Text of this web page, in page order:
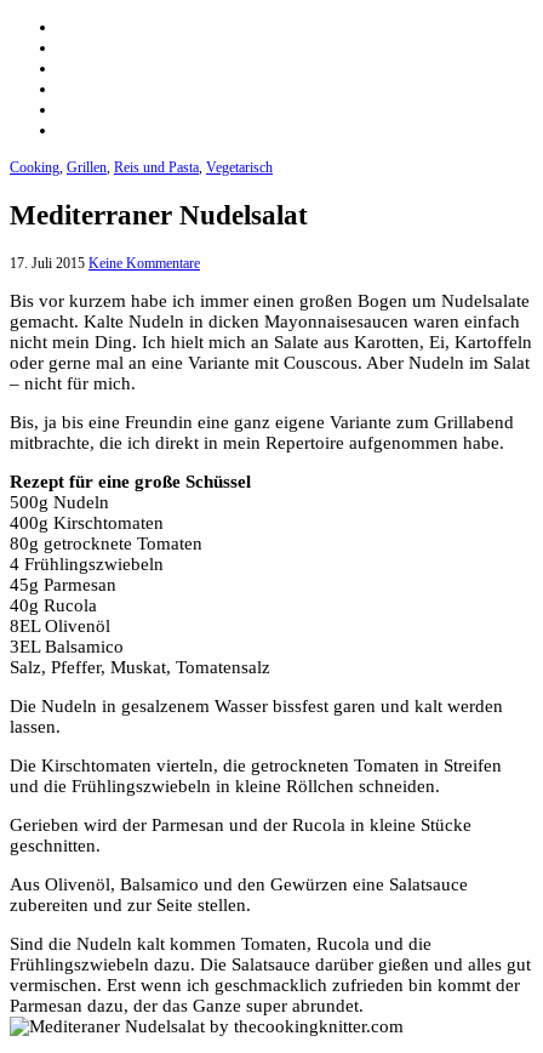
Cooking, Grillen, Reis und Pasta, Vegetarisch
Mediterraner Nudelsalat
17. Juli 2015 Keine Kommentare
Bis vor kurzem habe ich immer einen großen Bogen um Nudelsalate
gemacht. Kalte Nudeln in dicken Mayonnaisesaucen waren einfach
nicht mein Ding. Ich hielt mich an Salate aus Karotten, Ei, Kartoffeln
oder gerne mal an eine Variante mit Couscous. Aber Nudeln im Salat
– nicht für mich.
Bis, ja bis eine Freundin eine ganz eigene Variante zum Grillabend
mitbrachte, die ich direkt in mein Repertoire aufgenommen habe.
Rezept für eine große Schüssel
500g Nudeln
400g Kirschtomaten
80g getrocknete Tomaten
4 Frühlingszwiebeln
45g Parmesan
40g Rucola
8EL Olivenöl
3EL Balsamico
Salz, Pfeffer, Muskat, Tomatensalz
Die Nudeln in gesalzenem Wasser bissfest garen und kalt werden
lassen.
Die Kirschtomaten vierteln, die getrockneten Tomaten in Streifen
und die Frühlingszwiebeln in kleine Röllchen schneiden.
Gerieben wird der Parmesan und der Rucola in kleine Stücke
geschnitten.
Aus Olivenöl, Balsamico und den Gewürzen eine Salatsauce
zubereiten und zur Seite stellen.
Sind die Nudeln kalt kommen Tomaten, Rucola und die
Frühlingszwiebeln dazu. Die Salatsauce darüber gießen und alles gut
vermischen. Erst wenn ich geschmacklich zufrieden bin kommt der
Parmesan dazu, der das Ganze super abrundet.